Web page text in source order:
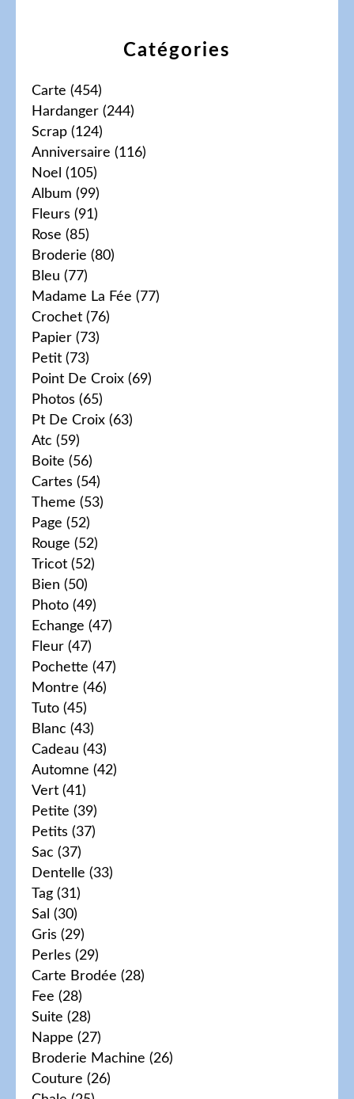
Catégories
Carte (454)
Hardanger (244)
Scrap (124)
Anniversaire (116)
Noel (105)
Album (99)
Fleurs (91)
Rose (85)
Broderie (80)
Bleu (77)
Madame La Fée (77)
Crochet (76)
Papier (73)
Petit (73)
Point De Croix (69)
Photos (65)
Pt De Croix (63)
Atc (59)
Boite (56)
Cartes (54)
Theme (53)
Page (52)
Rouge (52)
Tricot (52)
Bien (50)
Photo (49)
Echange (47)
Fleur (47)
Pochette (47)
Montre (46)
Tuto (45)
Blanc (43)
Cadeau (43)
Automne (42)
Vert (41)
Petite (39)
Petits (37)
Sac (37)
Dentelle (33)
Tag (31)
Sal (30)
Gris (29)
Perles (29)
Carte Brodée (28)
Fee (28)
Suite (28)
Nappe (27)
Broderie Machine (26)
Couture (26)